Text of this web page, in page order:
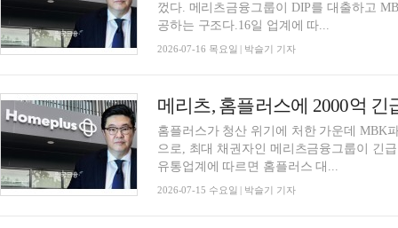
껐다. 메리츠금융그룹이 DIP를 대출하고
공하는 구조다.16일 업계에 따...
2026-07-16 목요일 | 박슬기 기자
홈플러스가 청산 위기에 처한 가운데 MBK
으로, 최대 채권자인 메리츠금융그룹이 긴
유통업계에 따르면 홈플러스 대...
2026-07-15 수요일 | 박슬기 기자